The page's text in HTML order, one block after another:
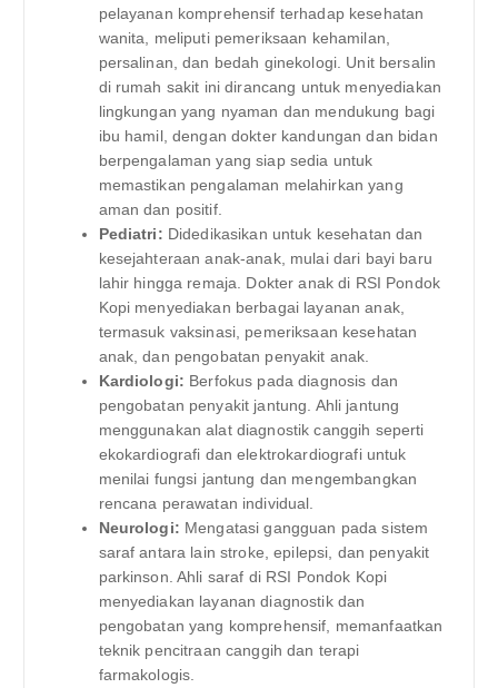
pelayanan komprehensif terhadap kesehatan
wanita, meliputi pemeriksaan kehamilan,
persalinan, dan bedah ginekologi. Unit bersalin
di rumah sakit ini dirancang untuk menyediakan
lingkungan yang nyaman dan mendukung bagi
ibu hamil, dengan dokter kandungan dan bidan
berpengalaman yang siap sedia untuk
memastikan pengalaman melahirkan yang
aman dan positif.
Pediatri: Didedikasikan untuk kesehatan dan
kesejahteraan anak-anak, mulai dari bayi baru
lahir hingga remaja. Dokter anak di RSI Pondok
Kopi menyediakan berbagai layanan anak,
termasuk vaksinasi, pemeriksaan kesehatan
anak, dan pengobatan penyakit anak.
Kardiologi: Berfokus pada diagnosis dan
pengobatan penyakit jantung. Ahli jantung
menggunakan alat diagnostik canggih seperti
ekokardiografi dan elektrokardiografi untuk
menilai fungsi jantung dan mengembangkan
rencana perawatan individual.
Neurologi: Mengatasi gangguan pada sistem
saraf antara lain stroke, epilepsi, dan penyakit
parkinson. Ahli saraf di RSI Pondok Kopi
menyediakan layanan diagnostik dan
pengobatan yang komprehensif, memanfaatkan
teknik pencitraan canggih dan terapi
farmakologis.